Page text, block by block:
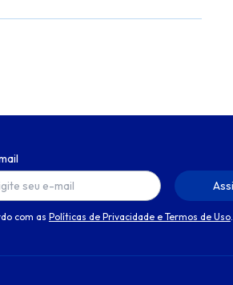
com as Políticas de Privacidade e Termos de Uso.